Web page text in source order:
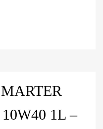
1L –